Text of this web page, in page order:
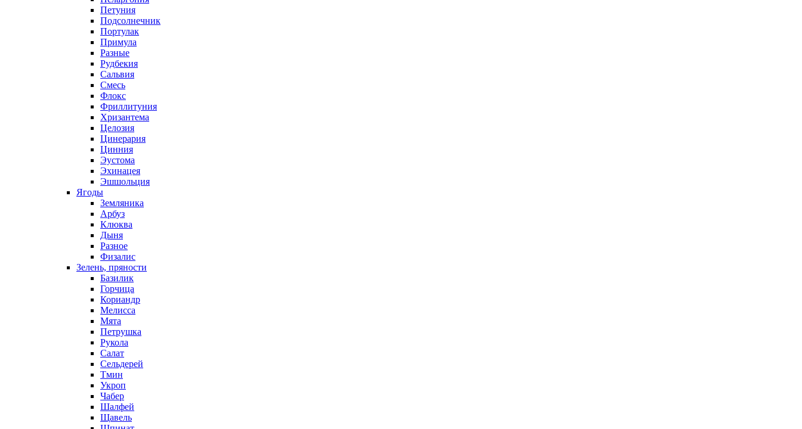
Петуния
Подсолнечник
Портулак
Примула
Разные
Рудбекия
Сальвия
Смесь
Флокс
Фриллитуния
Хризантема
Целозия
Цинерария
Цинния
Эустома
Эхинацея
Эшшольция
Ягоды
Земляника
Арбуз
Клюква
Дыня
Разное
Физалис
Зелень, пряности
Базилик
Горчица
Кориандр
Мелисса
Мята
Петрушка
Рукола
Салат
Сельдерей
Тмин
Укроп
Чабер
Шалфей
Щавель